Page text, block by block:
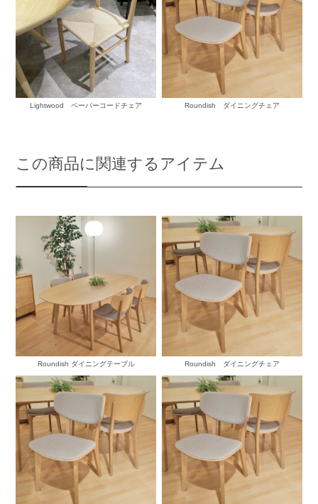
Lightwood ペーパーコードチェア Roundish ダイニングチェア
この商品に関連するアイテム
Roundish ダイニングテーブル Roundish ダイニングチェア